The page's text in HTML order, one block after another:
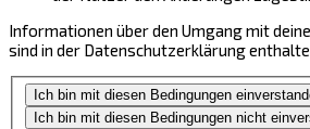
Informationen über den Umgang mit
sind in der Datenschutzerklärung